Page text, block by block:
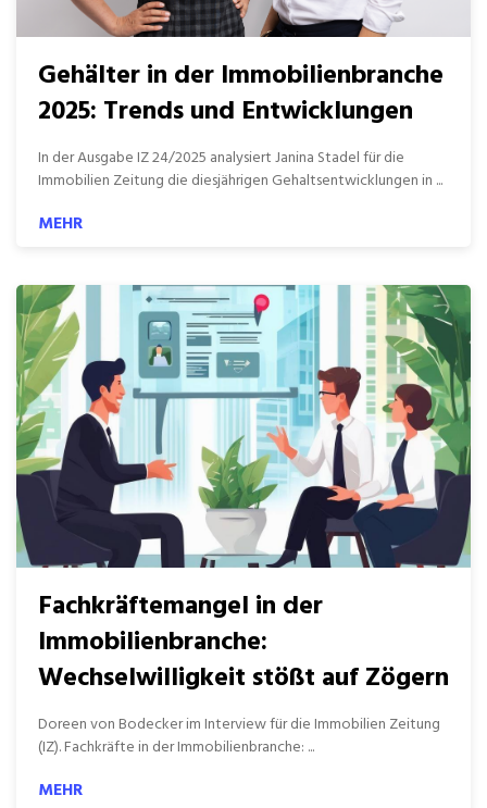
Gehälter in der Immobilienbranche
2025: Trends und Entwicklungen
In der Ausgabe IZ 24/2025 analysiert Janina Stadel für die
Immobilien Zeitung die diesjährigen Gehaltsentwicklungen in ...
MEHR
Fachkräftemangel in der
Immobilienbranche:
Wechselwilligkeit stößt auf Zögern
Doreen von Bodecker im Interview für die Immobilien Zeitung
(IZ). Fachkräfte in der Immobilienbranche: ...
MEHR